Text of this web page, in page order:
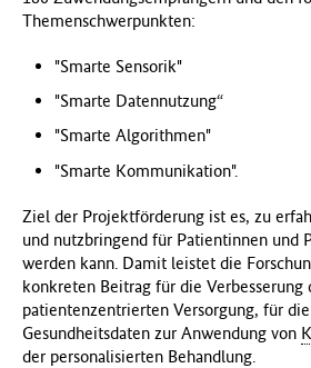
Themenschwerpunkten:
"Smarte Sensorik"
"Smarte Datennutzung“
"Smarte Algorithmen"
"Smarte Kommunikation".
Ziel der Projektförderung ist es, zu
und nutzbringend für Patientinnen und
werden kann. Damit leistet die
konkreten Beitrag für die Verbesserung
patientenzentrierten Versorgung, für
Gesundheitsdaten zur Anwendung von
der personalisierten Behandlung.